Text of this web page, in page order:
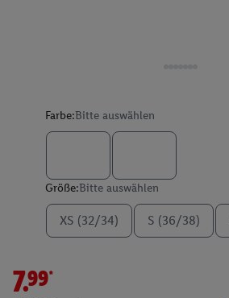
Farbe:Bitte auswählen
Größe:Bitte auswählen
XS (32/34) S (36/38)
7.99*